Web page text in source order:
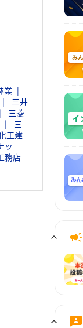
業
三井
三菱
三
工建
ッ
務店